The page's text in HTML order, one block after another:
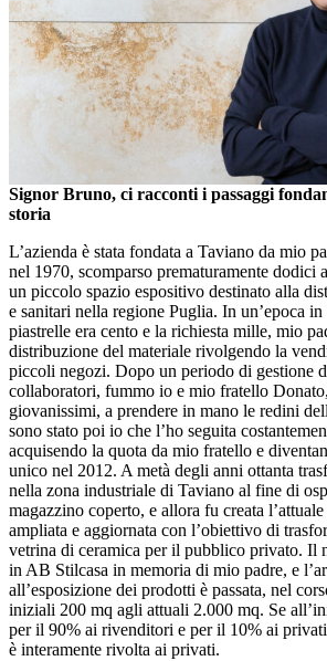
Signor Bruno, ci racconti i passaggi
storia
L’azienda è stata fondata a Taviano da mio
nel 1970, scomparso prematuramente dodici
un piccolo spazio espositivo destinato alla
e sanitari nella regione Puglia. In un’epoca
piastrelle era cento e la richiesta mille, mio
distribuzione del materiale rivolgendo la
piccoli negozi. Dopo un periodo di gestione
collaboratori, fummo io e mio fratello
giovanissimi, a prendere in mano le redini
sono stato poi io che l’ho seguita
acquisendo la quota da mio fratello e
unico nel 2012. A metà degli anni ottanta
nella zona industriale di Taviano al fine di
magazzino coperto, e allora fu creata
ampliata e aggiornata con l’obiettivo di
vetrina di ceramica per il pubblico privato. Il
in AB Stilcasa in memoria di mio padre, e
all’esposizione dei prodotti è passata, nel
iniziali 200 mq agli attuali 2.000 mq. Se
per il 90% ai rivenditori e per il 10% ai
è interamente rivolta ai privati.